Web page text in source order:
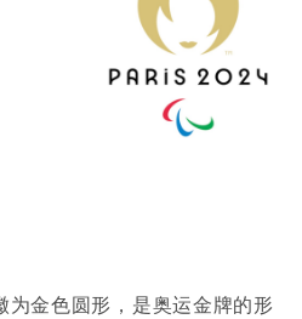
为金色圆形，是奥运金牌的形